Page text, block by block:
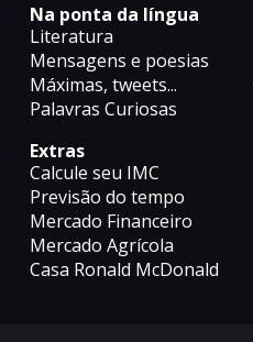
Na ponta da língua
Literatura
Mensagens e poesias
Máximas, tweets...
Palavras Curiosas
Extras
Calcule seu IMC
Previsão do tempo
Mercado Financeiro
Mercado Agrícola
Casa Ronald McDonald